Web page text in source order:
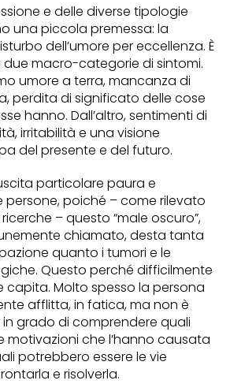
e delle diverse tipologie
una piccola premessa: la
dell’umore per eccellenza. È
macro-categorie di sintomi.
umore a terra, mancanza di
perdita di significato delle cose
hanno. Dall’altro, sentimenti di
irritabilità e una visione
del presente e del futuro.
particolare paura e
persone, poiché – come rilevato
– questo “male oscuro”,
chiamato, desta tanta
quanto i tumori e le
Questo perché difficilmente
capita. Molto spesso la persona
afflitta, in fatica, ma non è
grado di comprendere quali
motivazioni che l’hanno causata
potrebbero essere le vie
e risolverla.